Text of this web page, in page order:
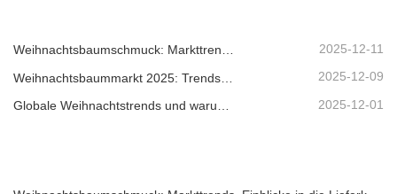
Weihnachtsbaumschmuck: Markttrends, Einblicke in die Lieferkette und Beschaffungsleitfaden 2025 2025-12-11
2025-12-09
2025-12-01